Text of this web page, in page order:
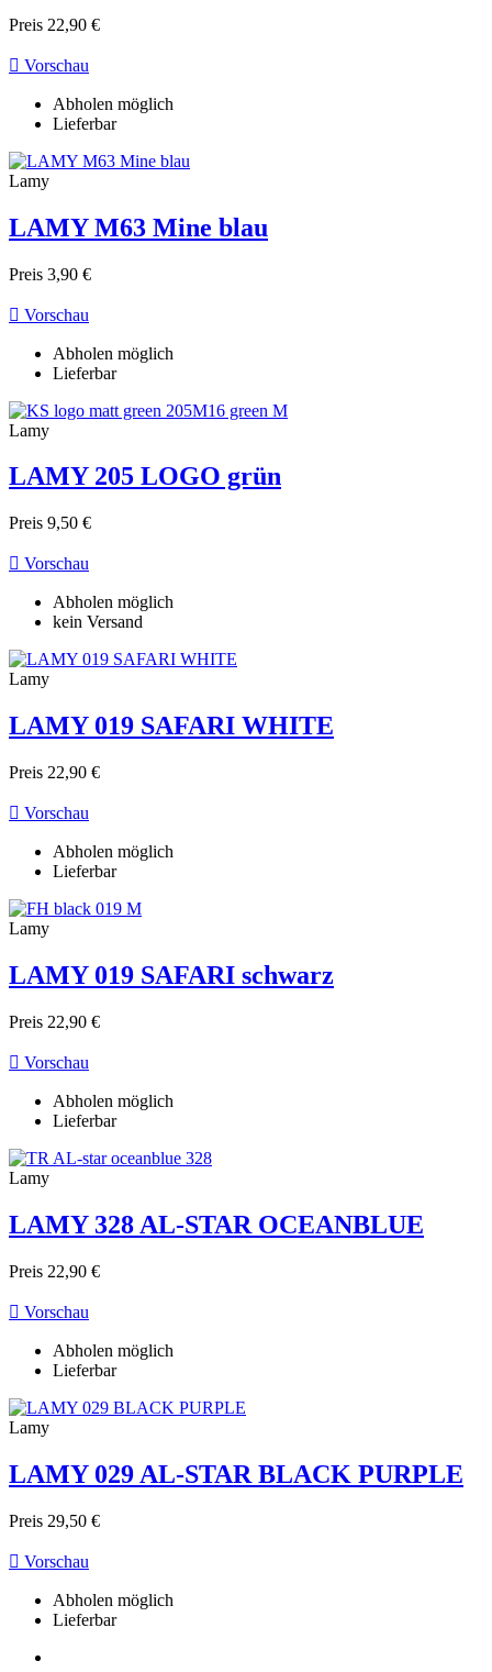
Preis 22,90 €
 Vorschau
Abholen möglich
Lieferbar
Lamy
LAMY M63 Mine blau
Preis 3,90 €
 Vorschau
Abholen möglich
Lieferbar
Lamy
LAMY 205 LOGO grün
Preis 9,50 €
 Vorschau
Abholen möglich
kein Versand
Lamy
LAMY 019 SAFARI WHITE
Preis 22,90 €
 Vorschau
Abholen möglich
Lieferbar
Lamy
LAMY 019 SAFARI schwarz
Preis 22,90 €
 Vorschau
Abholen möglich
Lieferbar
Lamy
LAMY 328 AL-STAR OCEANBLUE
Preis 22,90 €
 Vorschau
Abholen möglich
Lieferbar
Lamy
LAMY 029 AL-STAR BLACK PURPLE
Preis 29,50 €
 Vorschau
Abholen möglich
Lieferbar